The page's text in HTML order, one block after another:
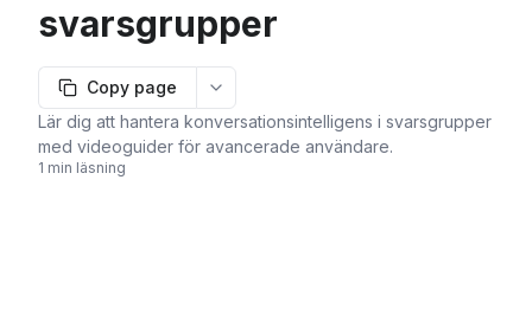
svarsgrupper
Copy page
More options
Lär dig att hantera konversationsintelligens i svarsgrupper
med videoguider för avancerade användare.
1 min läsning